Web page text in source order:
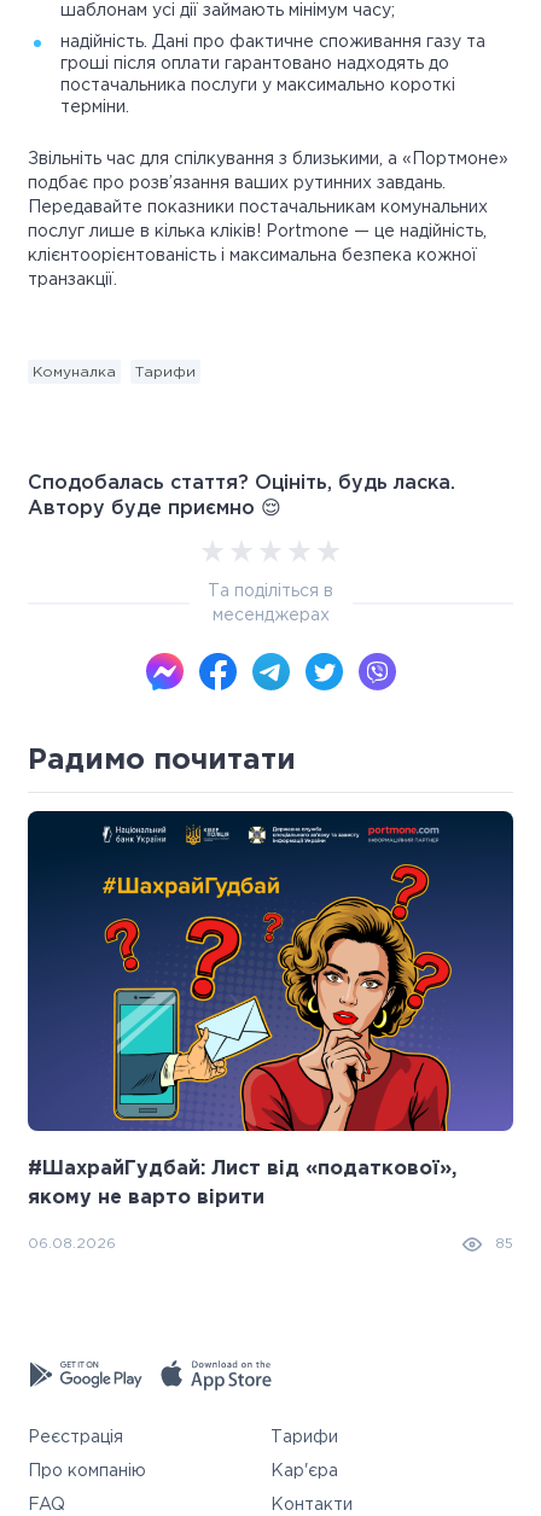
шаблонам усі дії займають мінімум часу;
надійність. Дані про фактичне споживання газу та
гроші після оплати гарантовано надходять до
постачальника послуги у максимально короткі
терміни.
Звільніть час для спілкування з близькими, а «Портмоне»
подбає про розв’язання ваших рутинних завдань.
Передавайте показники постачальникам комунальних
послуг лише в кілька кліків! Portmone — це надійність,
клієнтоорієнтованість і максимальна безпека кожної
транзакції.
Комуналка Тарифи
Сподобалась стаття? Оцініть, будь ласка.
Автору буде приємно 😌
Та поділіться в
месенджерах
Радимо почитати
#ШахрайГудбай: Лист від «податкової»,
якому не варто вірити
06.08.2026 85
Реєстрація Тарифи
Про компанію Кар'єра
FAQ Контакти